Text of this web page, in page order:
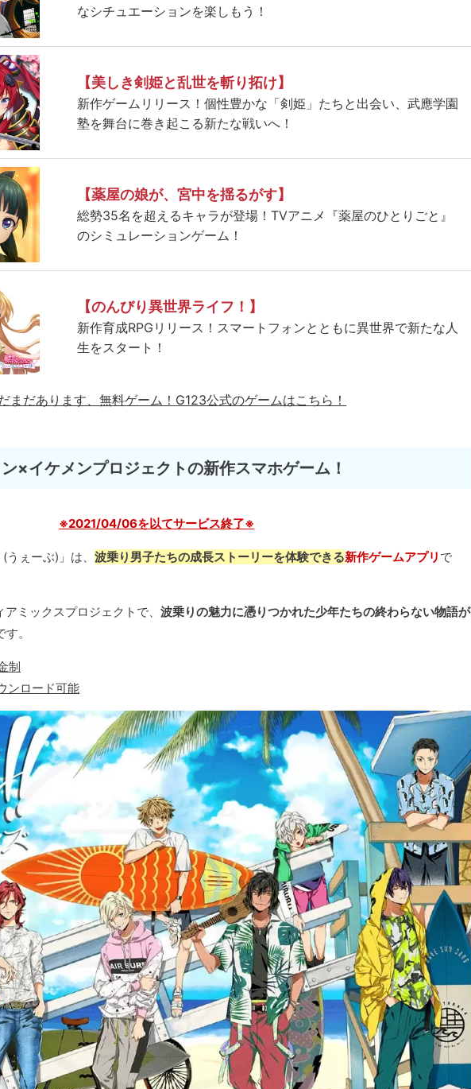
なシチュエーションを楽しもう！
【美しき剣姫と乱世を斬り拓け】
新作ゲームリリース！個性豊かな「剣姫」たちと出会い、武應学園
塾を舞台に巻き起こる新たな戦いへ！
【薬屋の娘が、宮中を揺るがす】
総勢35名を超えるキャラが登場！TVアニメ『薬屋のひとりごと』
のシミュレーションゲーム！
【のんびり異世界ライフ！】
新作育成RPGリリース！スマートフォンとともに異世界で新たな人
生をスタート！
まだあります、無料ゲーム！ G123公式のゲームはこちら！
×イケメンプロジェクトの新作スマホゲーム！
※2021/04/06を以てサービス終了※
うぇーぶ)」は、 波乗り男子たちの成長ストーリーを体験できる新作ゲームアプリ で
ミックスプロジェクトで、 波乗りの魅力に憑りつかれた少年たちの終わらない物語が
す。
制
ンロード可能